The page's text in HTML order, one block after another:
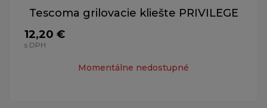
Tescoma grilovacie kliešte PRIVILEGE
12,20 €
s DPH
Momentálne nedostupné